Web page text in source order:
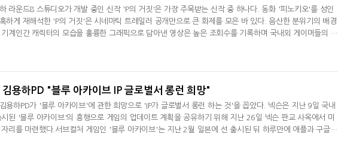
라운드8 스튜디오가 개발 중인 신작 'P의 거짓'은 가장 주목받는 신작 중 하나다. 동화 '피노키오'를 성인
하게 재해석한 'P의 거짓'은 시네마틱 트레일러 공개만으로 큰 화제를 모은 바 있다. 음산한 분위기의 배경
계인간 캐릭터의 모습을 훌륭한 그래픽으로 담아낸 영상은 높은 조회수를 기록하며 국내외 게이머들의 기
를 통해 'P의 거짓' 개발에 적지 않은 공을 들이고 있음을 시사했다. 게임에 등장하는 양동이 캐릭터를 형
김용하PD "블루 아카이브 IP 글로벌서 롱런 희망"
용하PD가 '블루 아카이브'에 관한 희망으로 'IP가 글로벌서 롱런 하는 것'을 꼽았다. 넥슨은 지난 9일 국내
된 '블루 아카이브'의 흥행으로 게임의 업데이트 계획을 공유하기 위해 지난 26일 넥슨 판교 사옥에서 미
자리를 마련했다.서브컬처 게임인 '블루 아카이브'는 지난 2월 일본에 선 출시된 뒤 하루만에 애플과 구글